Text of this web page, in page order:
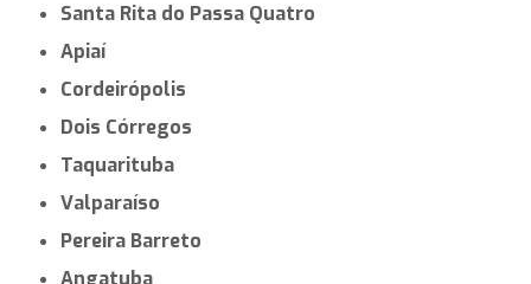
Santa Rita do Passa Quatro
Apiaí
Cordeirópolis
Dois Córregos
Taquarituba
Valparaíso
Pereira Barreto
Angatuba